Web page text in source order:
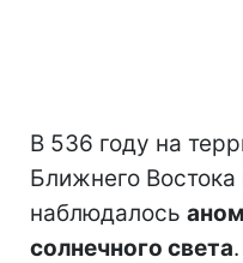
В 536 году на
Ближнего Востока
наблюдалось
солнечного света.